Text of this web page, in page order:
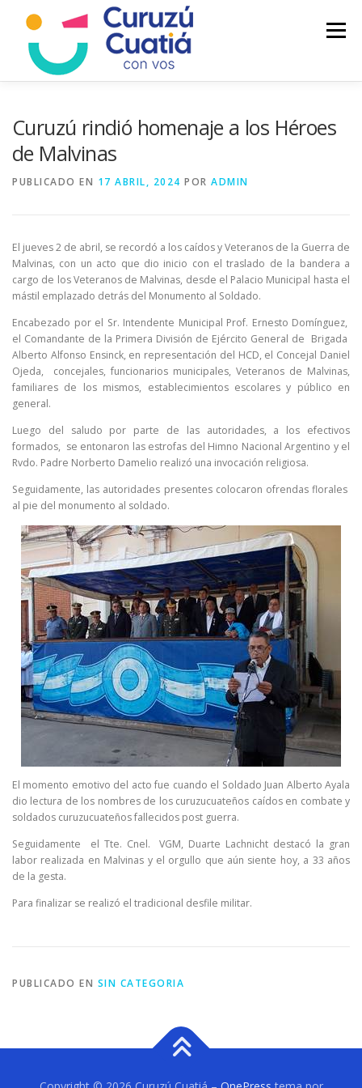
contenido
Menú
Curuzú rindió homenaje a los Héroes
de Malvinas
PUBLICADO EN 17 ABRIL, 2024 POR ADMIN
El jueves 2 de abril, se recordó a los caídos y Veteranos de la Guerra de
Malvinas, con un acto que dio inicio con el traslado de la bandera a
cargo de los Veteranos de Malvinas, desde el Palacio Municipal hasta el
mástil emplazado detrás del Monumento al Soldado.
Encabezado por el Sr. Intendente Municipal Prof. Ernesto Domínguez,
el Comandante de la Primera División de Ejército General de Brigada
Alberto Alfonso Ensinck, en representación del HCD, el Concejal Daniel
Ojeda, concejales, funcionarios municipales, Veteranos de Malvinas,
familiares de los mismos, establecimientos escolares y público en
general.
Luego del saludo por parte de las autoridades, a los efectivos
formados, se entonaron las estrofas del Himno Nacional Argentino y el
Rvdo. Padre Norberto Damelio realizó una invocación religiosa.
Seguidamente, las autoridades presentes colocaron ofrendas florales
al pie del monumento al soldado.
El momento emotivo del acto fue cuando el Soldado Juan Alberto Ayala
dio lectura de los nombres de los curuzucuateños caídos en combate y
soldados curuzucuateños fallecidos post guerra.
Seguidamente el Tte. Cnel. VGM, Duarte Lachnicht destacó la gran
labor realizada en Malvinas y el orgullo que aún siente hoy, a 33 años
de la gesta.
Para finalizar se realizó el tradicional desfile militar.
PUBLICADO EN SIN CATEGORIA